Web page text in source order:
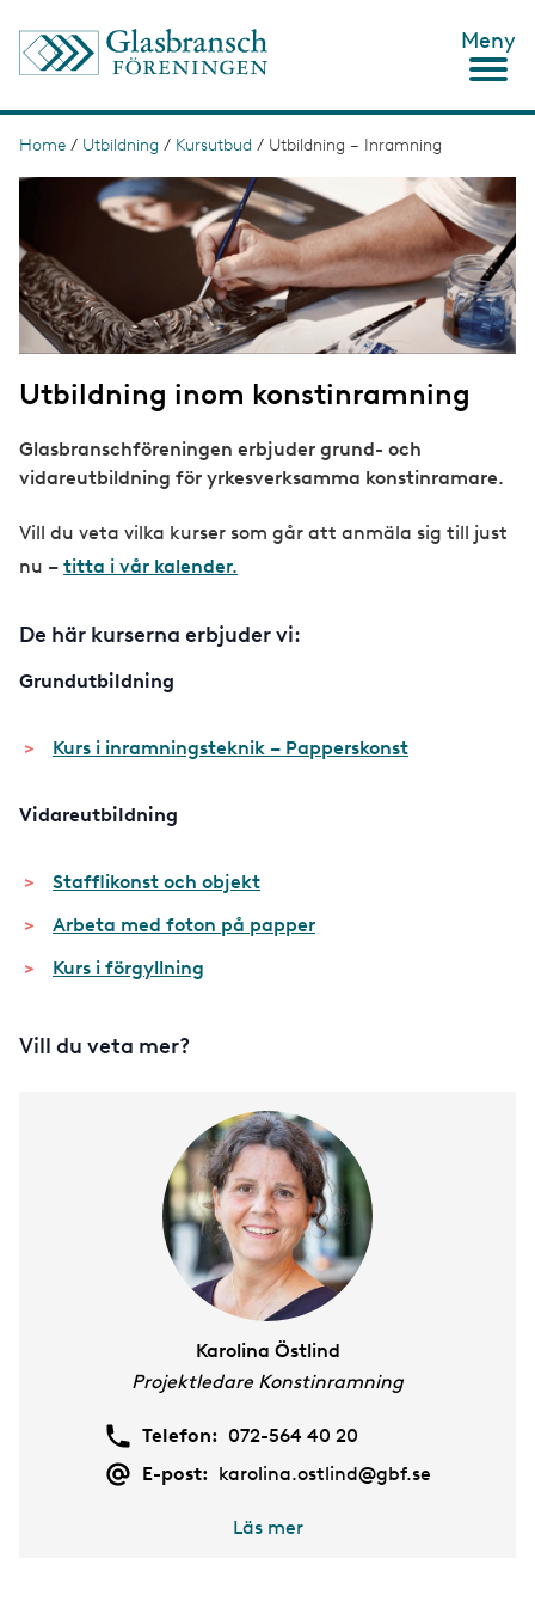
Meny
B
r
a
d
c
u
m
b
Home / Utbildning / Kursutbud / Utbildning – Inramning
I
g
e
Utbildning inom konstinramning
Glasbranschföreningen erbjuder grund- och
vidareutbildning för yrkesverksamma konstinramare.
Vill du veta vilka kurser som går att anmäla sig till just
nu – titta i vår kalender.
De här kurserna erbjuder vi:
Grundutbildning
Kurs i inramningsteknik – Papperskonst
Vidareutbildning
Stafflikonst och objekt
Arbeta med foton på papper
Kurs i förgyllning
Vill du veta mer?
Karolina Östlind
Projektledare Konstinramning
Telefon: 072-564 40 20
E-post: karolina.ostlind@gbf.se
Läs mer